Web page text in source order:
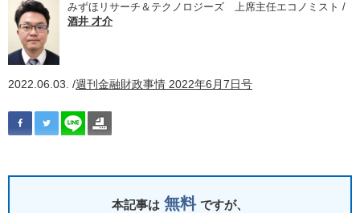
みずほリサーチ＆テクノロジーズ 上席主任エコノミスト /
酒井 才介
2022.06.03. /週刊金融財政事情 2022年6月7日号
本記事は 無料 ですが、